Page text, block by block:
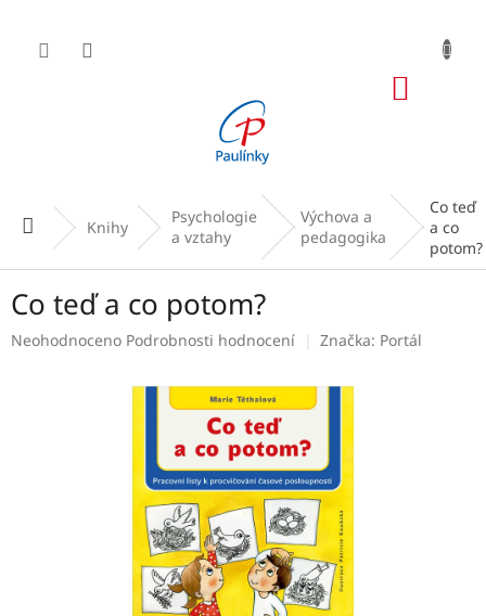
obsah
Domů Knihy
Psychologie
a vztahy
Výchova a
pedagogika
Co teď
a co
potom?
Co teď a co potom?
Průměrné
Neohodnoceno Podrobnosti hodnocení Značka: Portál